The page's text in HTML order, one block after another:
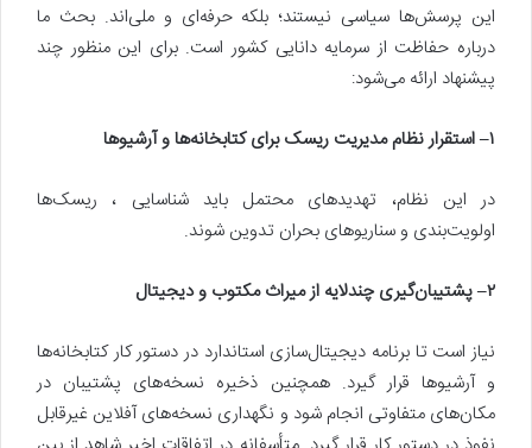
این پرسش‌ها سیاسی نیستند؛ بلکه حرفه‌ای و ملی‌اند. بحث ما
درباره حفاظت از سرمایه دانایی کشور است. برای این منظور چند
پیشنهاد ارائه می‌شود:
۱– استقرار نظام مدیریت ریسک برای کتابخانه‌ها و آرشیوها
در این نظام، تهدیدهای محتمل باید شناسایی ، ریسک‌ها
اولویت‌بندی و سناریوهای بحران تدوین شوند.
۲– پشتیبان‌گیری چندلایه از میراث مکتوب و دیجیتال
نیاز است تا برنامه دیجیتال‌سازی استاندارد در دستور کار کتابخانه‌ها
و آرشیوها قرار گیرد. همچنین ذخیره نسخه‌های پشتیبان در
مکان‌های متفاوتی انجام شود و نگهداری نسخه‌های آفلاین غیرقابل